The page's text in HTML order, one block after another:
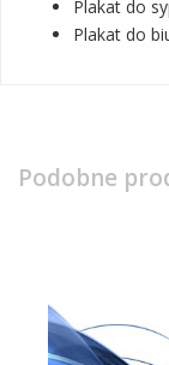
Plakat do
Plakat do
Podobne